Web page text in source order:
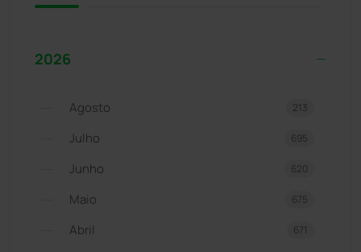
2026
Agosto 213
Julho 695
Junho 620
Maio 675
Abril 671